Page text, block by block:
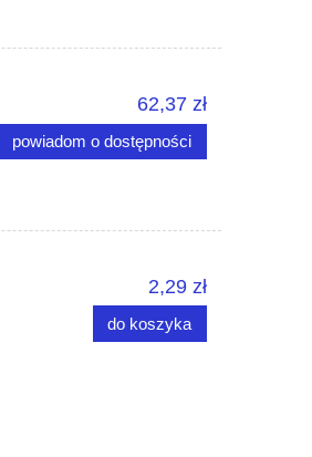
62,37 zł
powiadom o dostępności
2,29 zł
do koszyka